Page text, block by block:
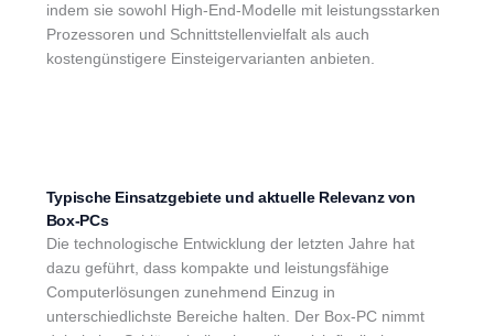
indem sie sowohl High-End-Modelle mit leistungsstarken
Prozessoren und Schnittstellenvielfalt als auch
kostengünstigere Einsteigervarianten anbieten.
Typische Einsatzgebiete und aktuelle Relevanz von
Box-PCs
Die technologische Entwicklung der letzten Jahre hat
dazu geführt, dass kompakte und leistungsfähige
Computerlösungen zunehmend Einzug in
unterschiedlichste Bereiche halten. Der Box-PC nimmt